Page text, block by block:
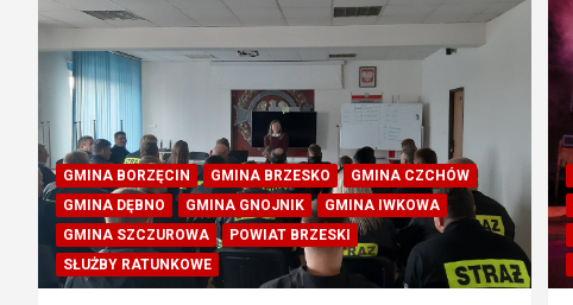
GMINA BORZĘCIN GMINA BRZESKO
GMINA CZCHÓW
GMINA DĘBNO
GMINA GNOJNIK
GMINA IWKOWA
GMINA SZCZUROWA
POWIAT BRZESKI
SŁUŻBY RATUNKOWE